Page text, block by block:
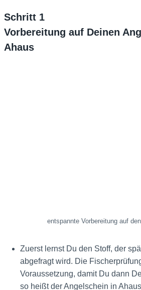
Schritt 1
Vorbereitung auf Deinen
Ahaus
entspannte Vorbereitung auf
Zuerst lernst Du den Stoff, der
abgefragt wird. Die
Voraussetzung, damit Du dann
so heißt der Angelschein in